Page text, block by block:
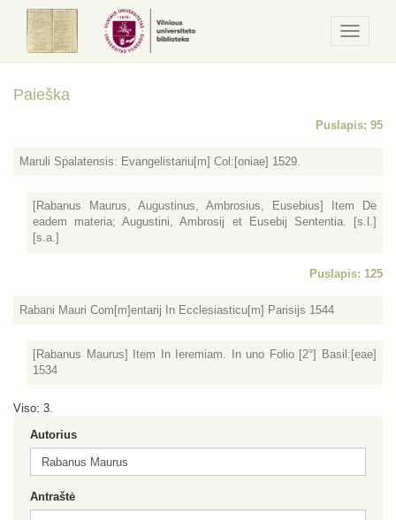
/
Meniu
Paieška
Puslapis: 95
Maruli Spalatensis: Evangelistariu[m] Col:[oniae] 1529.
[Rabanus Maurus, Augustinus, Ambrosius, Eusebius] Item De
eadem materia; Augustini, Ambrosij et Eusebij Sententia. [s.l.]
[s.a.]
Puslapis: 125
Rabani Mauri Com[m]entarij In Ecclesiasticu[m] Parisijs 1544
[Rabanus Maurus] Item In Ieremiam. In uno Folio [2°] Basil:[eae]
1534
Viso: 3.
Autorius
Antraštė